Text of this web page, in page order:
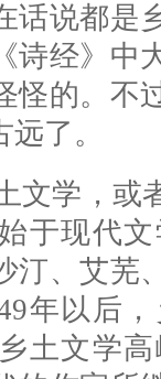
话说都是
诗经》中
怪的。不
了。
文学，或
于现代
汀、艾芜
年以后
土文学